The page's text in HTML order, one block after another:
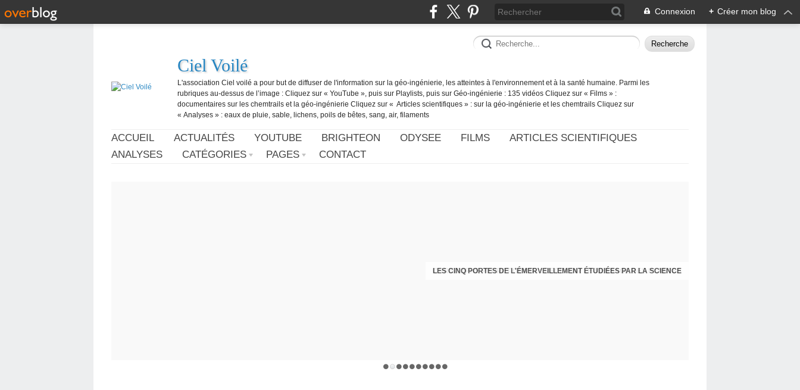
Connexion + Créer mon blog
Ciel Voilé
L'association Ciel voilé a pour but de diffuser de l'information sur la géo-ingénierie, les atteintes à l'environnement et à la santé humaine. Parmi les
rubriques au-dessus de l’image : Cliquez sur « YouTube », puis sur Playlists, puis sur Géo-ingénierie : 135 vidéos Cliquez sur « Films » :
documentaires sur les chemtrails et la géo-ingénierie Cliquez sur « Articles scientifiques » : sur la géo-ingénierie et les chemtrails Cliquez sur
« Analyses » : eaux de pluie, sable, lichens, poils de bêtes, sang, air, filaments
ACCUEIL ACTUALITÉS YOUTUBE BRIGHTEON ODYSEE FILMS
ARTICLES SCIENTIFIQUES
ANALYSES
CATÉGORIES PAGES CONTACT
LES CINQ PORTES DE L'ÉMERVEILLEMENT ÉTUDIÉES PAR LA SCIENCE
CHRISTOPHE PERRET GENTIL : RECEVOIR LE MESSAGE DES PLANTES